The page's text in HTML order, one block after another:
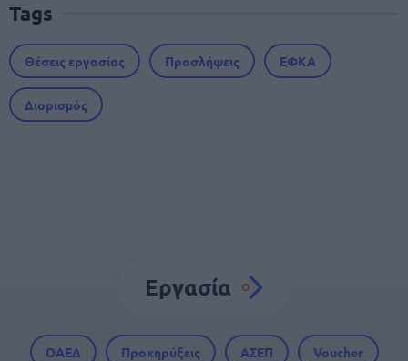
Tags
Θέσεις εργασίας Προσλήψεις ΕΦΚΑ
Διορισμός
Εργασία
ΟΑΕΔ Προκηρύξεις ΑΣΕΠ Voucher